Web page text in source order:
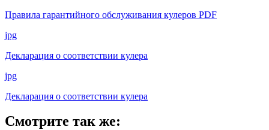
Правила гарантийного обслуживания кулеров PDF
jpg
Декларация о соответствии кулера
jpg
Декларация о соответствии кулера
Смотрите так же: